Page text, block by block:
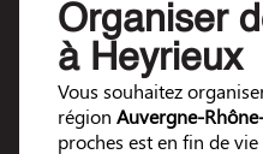
Organiser
à Heyrieux
Vous souhaitez
région Auvergne-
proches est en fin de